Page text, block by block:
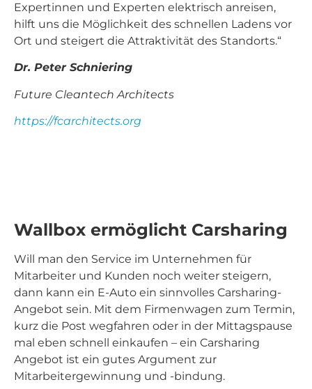
Expertinnen und Experten elektrisch anreisen,
hilft uns die Möglichkeit des schnellen Ladens vor
Ort und steigert die Attraktivität des Standorts.“
Dr. Peter Schniering
Future Cleantech Architects
https://fcarchitects.org
Wallbox ermöglicht Carsharing
Will man den Service im Unternehmen für
Mitarbeiter und Kunden noch weiter steigern,
dann kann ein E-Auto ein sinnvolles Carsharing-
Angebot sein. Mit dem Firmenwagen zum Termin,
kurz die Post wegfahren oder in der Mittagspause
mal eben schnell einkaufen – ein Carsharing
Angebot ist ein gutes Argument zur
Mitarbeitergewinnung und -bindung.